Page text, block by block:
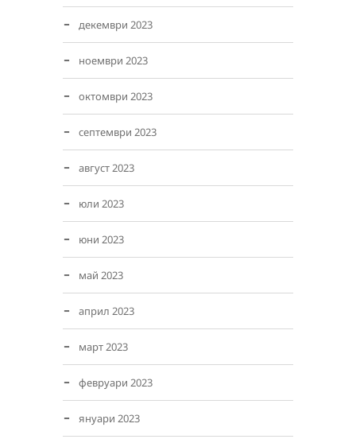
декември 2023
ноември 2023
октомври 2023
септември 2023
август 2023
юли 2023
юни 2023
май 2023
април 2023
март 2023
февруари 2023
януари 2023